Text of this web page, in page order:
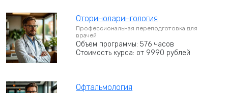
Оториноларингология
Профессиональная переподготовка для
врачей
Объем программы: 576 часов
Стоимость курса: от 9990 рублей
Офтальмология